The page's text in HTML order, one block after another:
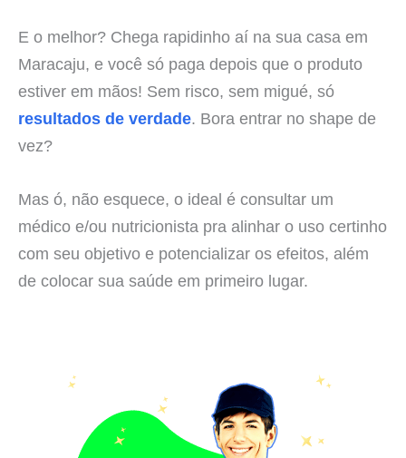
E o melhor? Chega rapidinho aí na sua casa em
Maracaju, e você só paga depois que o produto
estiver em mãos! Sem risco, sem migué, só
resultados de verdade. Bora entrar no shape de
vez?
Mas ó, não esquece, o ideal é consultar um
médico e/ou nutricionista pra alinhar o uso certinho
com seu objetivo e potencializar os efeitos, além
de colocar sua saúde em primeiro lugar.